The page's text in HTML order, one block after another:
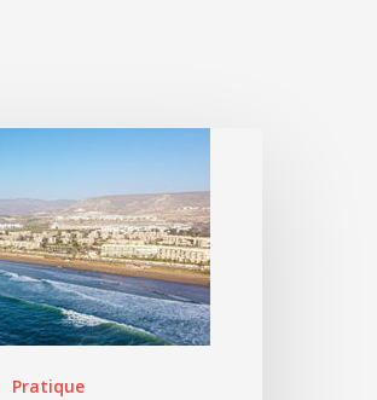
Pratique